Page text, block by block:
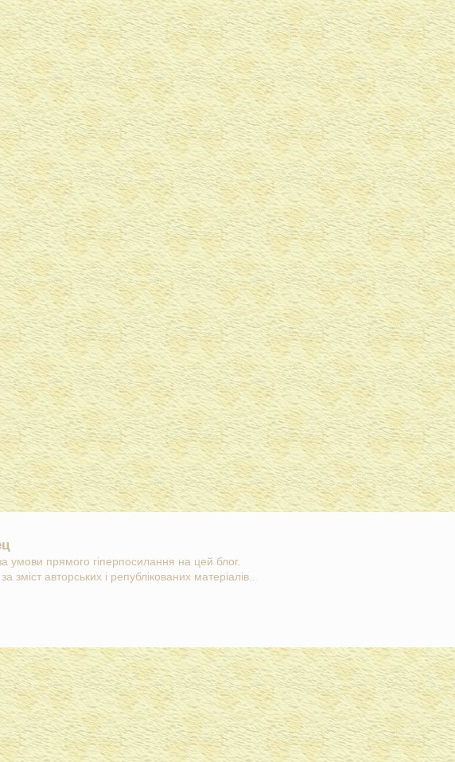
умови прямого гіперпосилання на цей блог.
зміст авторських і републікованих матеріалів..